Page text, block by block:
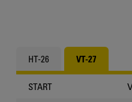
HT-26 VT-27
START